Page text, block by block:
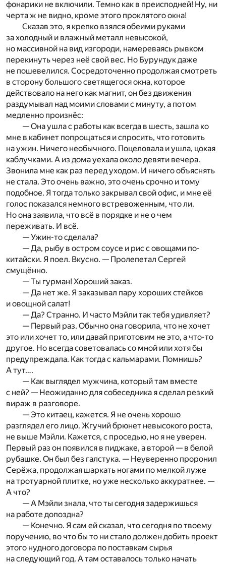
фонарики не включили. Темно как в преисподней! Ну, ни
черта ж не видно, кроме этого проклятого окна!
Сказав это, я крепко взялся обеими руками
за холодный и влажный металл невысокой,
но массивной на вид изгороди, намереваясь рывком
перекинуть через неё свой вес. Но Бурундук даже
не пошевелился. Сосредоточенно продолжая смотреть
в сторону большого светящегося окна, которое
действовало на него как магнит, он без движения
раздумывал над моими словами с минуту, а потом
медленно произнёс:
— Она ушла с работы как всегда в шесть, зашла ко
мне в кабинет попрощаться и спросить, что готовить
на ужин. Ничего необычного. Поцеловала и ушла, цокая
каблучками. А из дома уехала около девяти вечера.
Звонила мне как раз перед уходом. И ничего объяснять
не стала. Это очень важно, это очень срочно и тому
подобное. Я тогда только закрывал свой офис, и мне её
голос показался немного встревоженным, что ли.
Но она заявила, что всё в порядке и не о чем
переживать. И всё.
— Ужин-то сделала?
— Да, рыбу в остром соусе и рис с овощами по-
китайски. Я поел. Вкусно. — Пролепетал Сергей
смущённо.
— Ты гурман! Хороший заказ.
— Да нет же. Я заказывал пару хороших стейков
и овощной салат!
— Да? Странно. И часто Мэйли так тебя удивляет?
— Первый раз. Обычно она говорила, что не хочет
это или хочет то, или давай приготовим не это, а что-то
другое. Но всегда советовалась со мной или хотя бы
предупреждала. Как тогда с кальмарами. Помнишь?
А тут….
— Как выглядел мужчина, который там вместе
с ней? — Неожиданно для собеседника я сделал резкий
вираж в разговоре.
— Это китаец, кажется. Я не очень хорошо
разглядел его лицо. Жгучий брюнет невысокого роста,
не выше Мэйли. Кажется, с проседью, но я не уверен.
Первый раз он появился в пиджаке, а второй — в белой
рубашке. Он был без галстука. — Неуверенно проронил
Серёжа, продолжая шаркать ногами по мелкой луже
на тротуарной плитке, но уже несколько аккуратнее. —
А что?
— А Мэйли знала, что ты сегодня задержишься
на работе допоздна?
— Конечно. Я сам ей сказал, что сегодня по твоему
поручению, во что бы то ни стало должен добить проект
этого нудного договора по поставкам сырья
на следующий год. А там оставалось только начать